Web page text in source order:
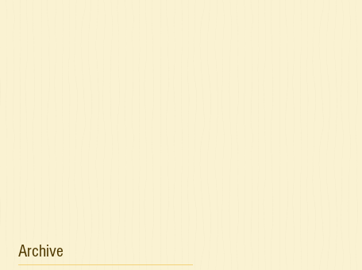
Archive